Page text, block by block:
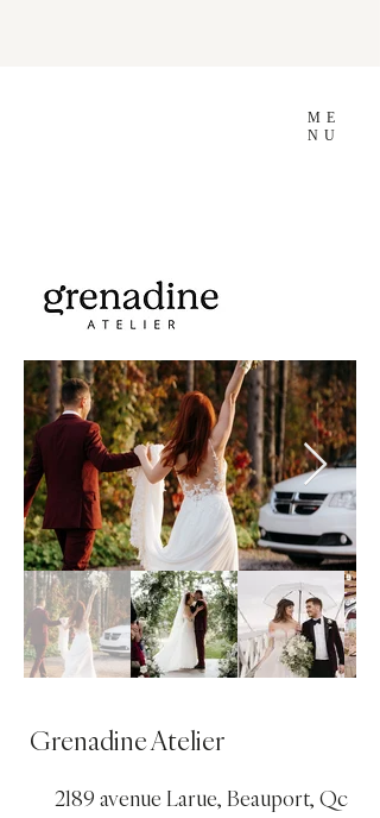
ME
NU
Grenadine Atelier
2189 avenue Larue, Beauport, Qc